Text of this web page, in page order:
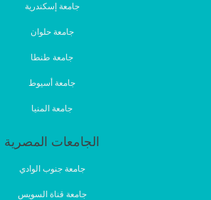
جامعة إسكندرية
جامعة حلوان
جامعة طنطا
جامعة أسيوط
جامعة المنيا
الجامعات المصرية
جامعة جنوب الوادي
جامعة قناة السويس